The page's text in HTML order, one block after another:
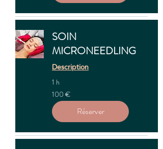
SOIN
MICRONEEDLING
Description
1 h
100
euros
100 €
Réserver